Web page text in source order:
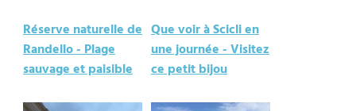
Réserve naturelle de
Randello - Plage
sauvage et paisible
Que voir à Scicli en
une journée - Visitez
ce petit bijou